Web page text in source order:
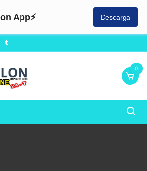
App⚡ Descarga
0